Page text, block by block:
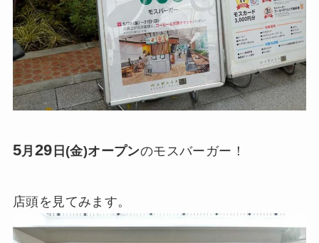
5月 29 日(金)オープンのモスバーガー！
店頭を見てみます。